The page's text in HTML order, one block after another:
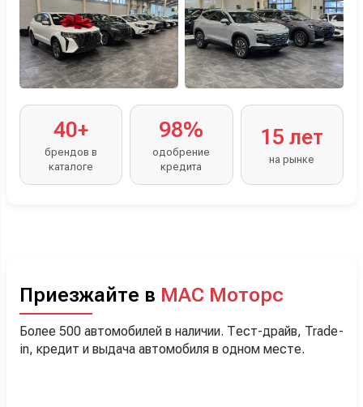
40+
брендов в
каталоге
98%
одобрение
кредита
15 лет
на рынке
Приезжайте в МАС Моторс
Более 500 автомобилей в наличии. Тест-драйв, Trade-
in, кредит и выдача автомобиля в одном месте.